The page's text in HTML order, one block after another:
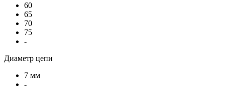
60
65
70
75
-
Диаметр цепи
7 мм
-